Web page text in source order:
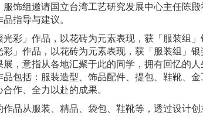
饰组邀请国立台湾工艺研究发展中心主任陈
指导与建议。
」作品，以花砖为元素表现，获「服装组」银
，意指从各地汇聚于此的同学，拥有回忆的
包括：服装造型、饰品配件、提包、鞋靴、
作、全力以赴的成果。
品从服装、精品、袋包、鞋靴等，透过设计